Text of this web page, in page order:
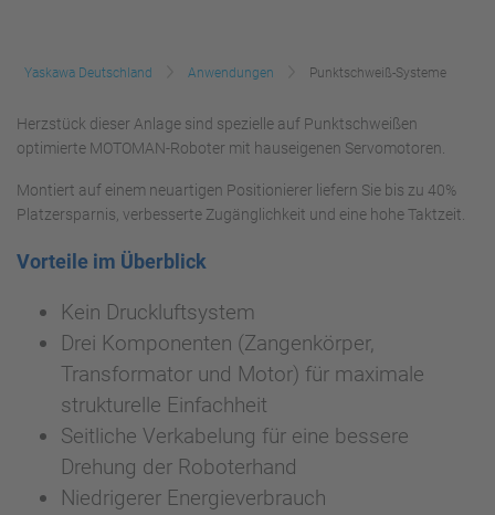
Yaskawa Deutschland Anwendungen Punktschweiß-Systeme
Herzstück dieser Anlage sind spezielle auf Punktschweißen
optimierte MOTOMAN-Roboter mit hauseigenen Servomotoren.
Montiert auf einem neuartigen Positionierer liefern Sie bis zu 40%
Platzersparnis, verbesserte Zugänglichkeit und eine hohe Taktzeit.
Vorteile im Überblick
Kein Druckluftsystem
Drei Komponenten (Zangenkörper,
Transformator und Motor) für maximale
strukturelle Einfachheit
Seitliche Verkabelung für eine bessere
Drehung der Roboterhand
Niedrigerer Energieverbrauch